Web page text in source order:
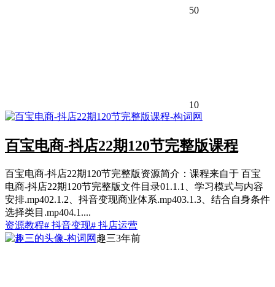
50
10
百宝电商-抖店22期120节完整版课程
百宝电商-抖店22期120节完整版资源简介：课程来自于 百宝
电商-抖店22期120节完整版文件目录01.1.1、学习模式与内容
安排.mp402.1.2、抖音变现商业体系.mp403.1.3、结合自身条件
选择类目.mp404.1....
资源教程# 抖音变现# 抖店运营
趣三3年前